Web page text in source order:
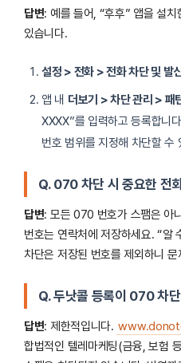
답변: 예를 들어, “후후” 앱을 설
있습니다.
설정 > 전화 > 전화 차단 및 발
앱 내 더보기 > 차단 관리 > 패
XXXX”를 입력하고 등록합니
번호 범위를 지정해 차단할 수
Q. 070 차단 시 중요한 전
답변: 모든 070 번호가 스팸은 아
번호는 연락처에 저장하세요. “알
차단은 저장된 번호를 제외하니 문
Q. 두낫콜 등록이 070 차
답변: 제한적입니다.
합법적인 텔레마케팅(금융, 보험